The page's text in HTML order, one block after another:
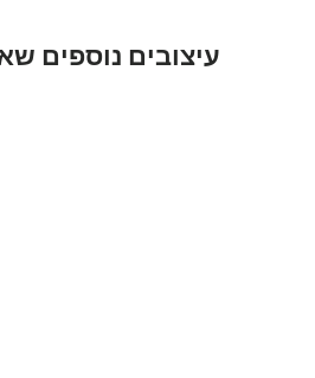
עיצובים נוספים